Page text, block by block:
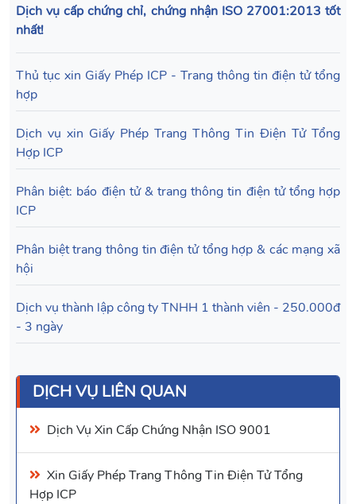
Dịch vụ cấp chứng chỉ, chứng nhận ISO 27001:2013 tốt
nhất!
Thủ tục xin Giấy Phép ICP - Trang thông tin điện tử tổng
hợp
Dịch vụ xin Giấy Phép Trang Thông Tin Điện Tử Tổng
Hợp ICP
Phân biệt: báo điện tử & trang thông tin điện tử tổng hợp
ICP
Phân biệt trang thông tin điện tử tổng hợp & các mạng xã
hội
Dịch vụ thành lập công ty TNHH 1 thành viên - 250.000đ
- 3 ngày
DỊCH VỤ LIÊN QUAN
Dịch Vụ Xin Cấp Chứng Nhận ISO 9001
Xin Giấy PhépTrang Thông Tin Điện Tử Tổng
Hợp ICP